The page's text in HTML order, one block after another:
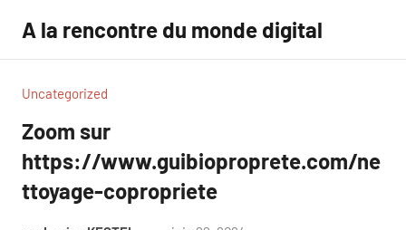
contenu
A la rencontre du monde digital
Uncategorized
Zoom sur
https://www.guibioproprete.com/ne
ttoyage-copropriete